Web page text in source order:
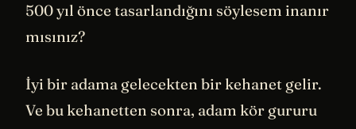
500 yıl önce tasarlandığını söylesem inanır
mısınız?
İyi bir adama gelecekten bir kehanet gelir.
Ve bu kehanetten sonra, adam kör gururu